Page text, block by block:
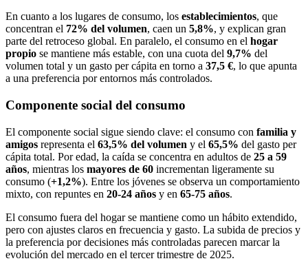
En cuanto a los lugares de consumo, los establecimientos, que
concentran el 72% del volumen, caen un 5,8%, y explican gran
parte del retroceso global. En paralelo, el consumo en el hogar
propio se mantiene más estable, con una cuota del 9,7% del
volumen total y un gasto per cápita en torno a 37,5 €, lo que apunta
a una preferencia por entornos más controlados.
Componente social del consumo
El componente social sigue siendo clave: el consumo con familia y
amigos representa el 63,5% del volumen y el 65,5% del gasto per
cápita total. Por edad, la caída se concentra en adultos de 25 a 59
años, mientras los mayores de 60 incrementan ligeramente su
consumo (+1,2%). Entre los jóvenes se observa un comportamiento
mixto, con repuntes en 20-24 años y en 65-75 años.
El consumo fuera del hogar se mantiene como un hábito extendido,
pero con ajustes claros en frecuencia y gasto. La subida de precios y
la preferencia por decisiones más controladas parecen marcar la
evolución del mercado en el tercer trimestre de 2025.